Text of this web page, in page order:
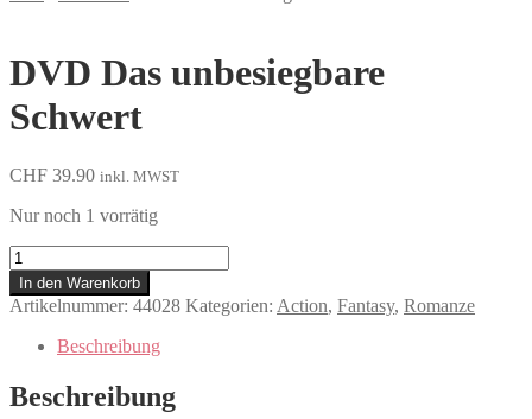
DVD Das unbesiegbare
Schwert
CHF 39.90 inkl. MWST
Nur noch 1 vorrätig
Das
unbesiegbare
Schwert
Menge
In den Warenkorb
Artikelnummer: 44028 Kategorien: Action, Fantasy, Romanze
Beschreibung
Beschreibung